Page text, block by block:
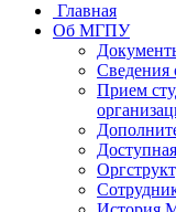
Главная
Об МГПУ
Сведения
Прием